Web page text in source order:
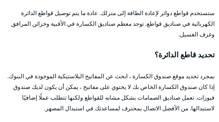
ستستخدم قواطع دوائر لإعادة الطاقة إلى منزلك. عادة ما يتم توصيل قواطع الدائرة
الكهربائية في صناديق قواطع. توجد معظم صناديق الكسارة في الأقبية وخزائن المرافق
وغرف الغسيل.
تحديد قاطع الدائرة؟
بمجرد تحديد موقع صندوق الكسارة ، ابحث عن المفاتيح البلاستيكية الموجودة في البنوك.
إذا كان صندوق الكسارة الخاص بك لا يحتوي على مفاتيح ، يمكن أن يكون لديك صندوق
فيوزات. تعمل صناديق الصمامات بشكل مشابه للقواطع ولكنها تتطلب عملًا إضافيًا
لاستبدالها. من الأفضل الاتصال بمحترف لمساعدتك في استبدال المصهر.